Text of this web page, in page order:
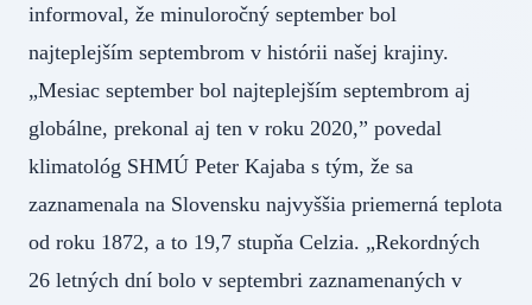
informoval, že minuloročný september bol
najteplejším septembrom v histórii našej krajiny.
„Mesiac september bol najteplejším septembrom aj
globálne, prekonal aj ten v roku 2020,” povedal
klimatológ SHMÚ Peter Kajaba s tým, že sa
zaznamenala na Slovensku najvyššia priemerná teplota
od roku 1872, a to 19,7 stupňa Celzia. „Rekordných
26 letných dní bolo v septembri zaznamenaných v